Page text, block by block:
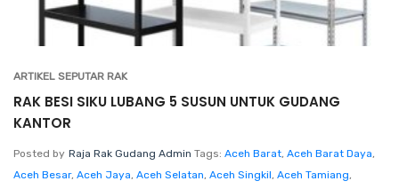
ARTIKEL SEPUTAR RAK
RAK BESI SIKU LUBANG 5 SUSUN UNTUK GUDANG
KANTOR
Posted by Raja Rak Gudang Admin Tags: Aceh Barat, Aceh Barat Daya,
Aceh Besar, Aceh Jaya, Aceh Selatan, Aceh Singkil, Aceh Tamiang,